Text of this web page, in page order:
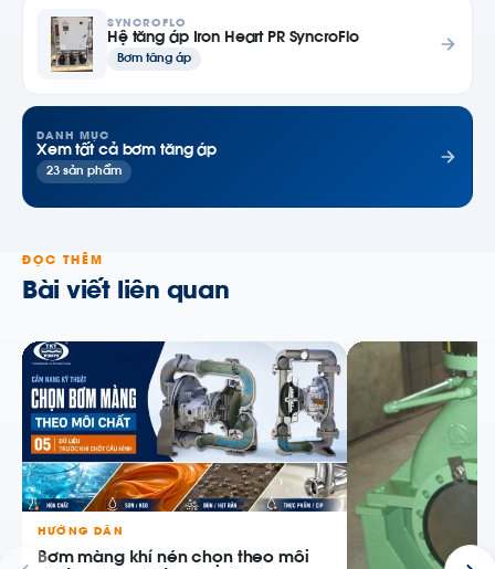
SYNCROFLO
Hệ tăng áp Iron Heart PR SyncroFlo
Bơm tăng áp
DANH MỤC
Xem tất cả bơm tăng áp
23 sản phẩm
ĐỌC THÊM
Bài viết liên quan
HƯỚNG DẪN
Bơm màng khí nén chọn theo môi